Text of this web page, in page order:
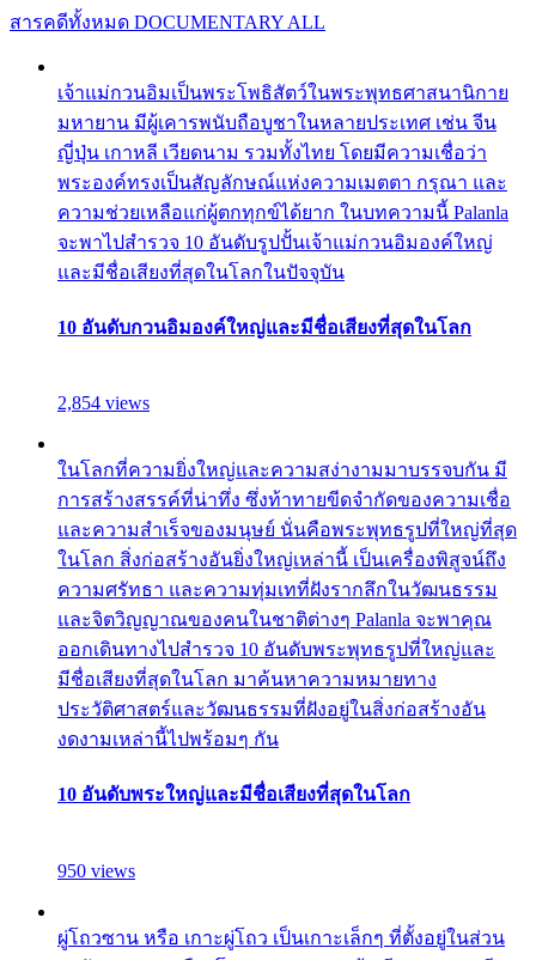
สารคดีทั้งหมด DOCUMENTARY ALL
เจ้าแม่กวนอิมเป็นพระโพธิสัตว์ในพระพุทธศาสนานิกาย
มหายาน มีผู้เคารพนับถือบูชาในหลายประเทศ เช่น จีน
ญี่ปุ่น เกาหลี เวียดนาม รวมทั้งไทย โดยมีความเชื่อว่า
พระองค์ทรงเป็นสัญลักษณ์แห่งความเมตตา กรุณา และ
ความช่วยเหลือแก่ผู้ตกทุกข์ได้ยาก ในบทความนี้ Palanla
จะพาไปสำรวจ 10 อันดับรูปปั้นเจ้าแม่กวนอิมองค์ใหญ่
และมีชื่อเสียงที่สุดในโลกในปัจจุบัน
10 อันดับกวนอิมองค์ใหญ่และมีชื่อเสียงที่สุดในโลก
2,854 views
ในโลกที่ความยิ่งใหญ่และความสง่างามมาบรรจบกัน มี
การสร้างสรรค์ที่น่าทึ่ง ซึ่งท้าทายขีดจำกัดของความเชื่อ
และความสำเร็จของมนุษย์ นั่นคือพระพุทธรูปที่ใหญ่ที่สุด
ในโลก สิ่งก่อสร้างอันยิ่งใหญ่เหล่านี้ เป็นเครื่องพิสูจน์ถึง
ความศรัทธา และความทุ่มเทที่ฝังรากลึกในวัฒนธรรม
และจิตวิญญาณของคนในชาติต่างๆ Palanla จะพาคุณ
ออกเดินทางไปสำรวจ 10 อันดับพระพุทธรูปที่ใหญ่และ
มีชื่อเสียงที่สุดในโลก มาค้นหาความหมายทาง
ประวัติศาสตร์และวัฒนธรรมที่ฝังอยู่ในสิ่งก่อสร้างอัน
งดงามเหล่านี้ไปพร้อมๆ กัน
10 อันดับพระใหญ่และมีชื่อเสียงที่สุดในโลก
950 views
ผู่โถวซาน หรือ เกาะผู่โถว เป็นเกาะเล็กๆ ที่ตั้งอยู่ในส่วน